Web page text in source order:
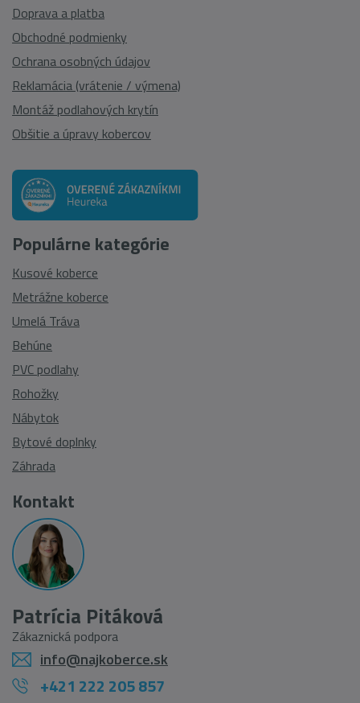
Doprava a platba
Obchodné podmienky
Ochrana osobných údajov
Reklamácia (vrátenie / výmena)
Montáž podlahových krytín
Obšitie a úpravy kobercov
Populárne kategórie
Kusové koberce
Metrážne koberce
Umelá Tráva
Behúne
PVC podlahy
Rohožky
Nábytok
Bytové doplnky
Záhrada
Kontakt
Patrícia Pitáková
Zákaznická podpora
info@najkoberce.sk
+421 222 205 857